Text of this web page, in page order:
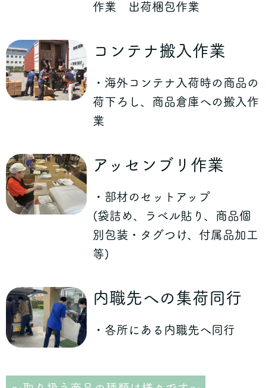
作業 出荷梱包作業
コンテナ搬入作業
・海外コンテナ入荷時の商品の
荷下ろし、商品倉庫への搬入作
業
アッセンブリ作業
・部材のセットアップ
(袋詰め、ラベル貼り、商品個
別包装・タグつけ、付属品加工
等)
内職先への集荷同行
・各所にある内職先へ同行